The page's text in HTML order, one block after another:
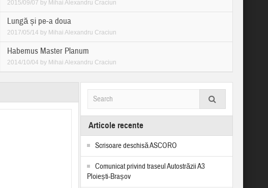
2015/09/07 by Mihai Alexandru Craciun
Lungă și pe-a doua
2017/05/14 by Mihai Alexandru Craciun
Habemus Master Planum
2014/10/04 by Mihai Alexandru Craciun
Articole recente
Scrisoare deschisă ASCORO
Comunicat privind traseul Autostrăzii A3
Ploiești-Brașov